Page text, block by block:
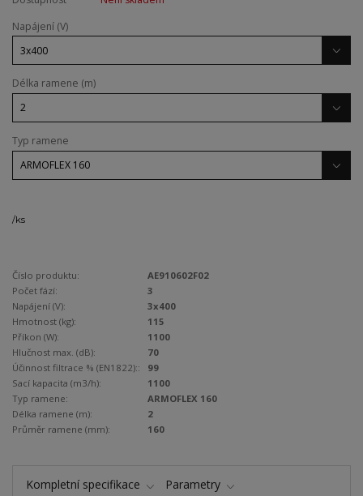
Napájení (V)
Délka ramene (m)
Typ ramene
/ks
Číslo produktu:
AE910602F02
Počet fází:
3
Napájení (V):
3x400
Hmotnost (kg):
115
Příkon (W):
1100
Hlučnost max. (dB):
70
Účinnost filtrace % (EN1822)::
99
Sací kapacita (m3/h):
1100
Typ ramene:
ARMOFLEX 160
Délka ramene (m):
2
Průměr ramene (mm):
160
Kompletní specifikace
Parametry